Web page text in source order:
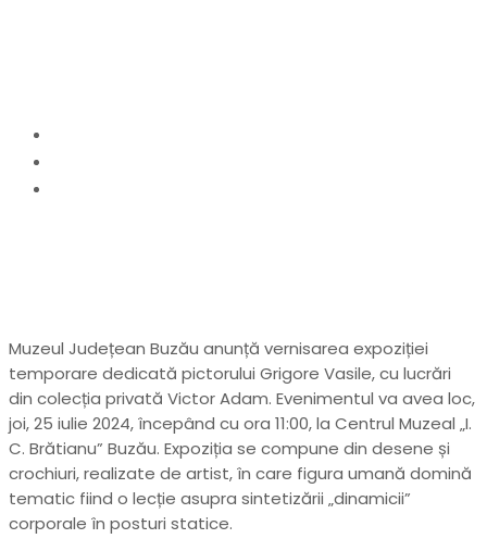
Muzeul Județean Buzău anunță vernisarea expoziției
temporare dedicată pictorului Grigore Vasile, cu lucrări
din colecția privată Victor Adam. Evenimentul va avea loc,
joi, 25 iulie 2024, începând cu ora 11:00, la Centrul Muzeal „I.
C. Brătianu” Buzău. Expoziția se compune din desene și
crochiuri, realizate de artist, în care figura umană domină
tematic fiind o lecție asupra sintetizării „dinamicii”
corporale în posturi statice.